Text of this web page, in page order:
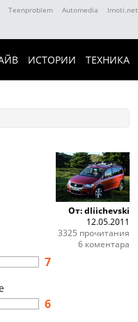
Teenproblem Automedia Imoti.net
ИСТОРИИ ТЕХНИКА
7
6
От: dliichevski
12.05.2011
3325 прочитания
6 коментара